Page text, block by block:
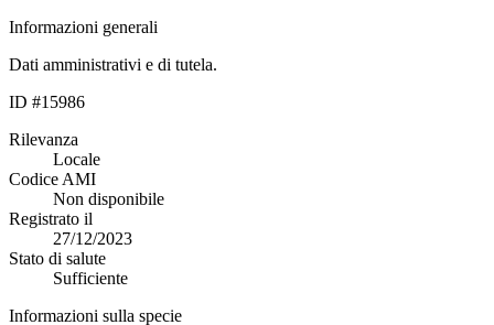
Informazioni generali
Dati amministrativi e di tutela.
ID #15986
Rilevanza
Locale
Codice AMI
Non disponibile
Registrato il
27/12/2023
Stato di salute
Sufficiente
Informazioni sulla specie